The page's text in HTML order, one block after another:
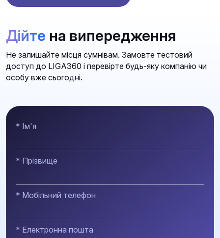
Дійте на випередження
Не залишайте місця сумнівам. Замовте тестовий
доступ до LIGA360 і перевірте будь-яку компанію чи
особу вже сьогодні.
* Ім'я
* Прізвище
* Мобільний телефон
* Електронна пошта